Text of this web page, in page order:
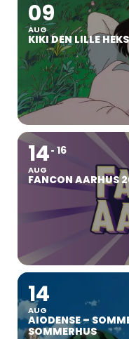
09
AUG
KIKI DEN LILLE
14
AUG
16
FANCON AARHUS
14
AUG
AIODENSE –
SOMMERHUS